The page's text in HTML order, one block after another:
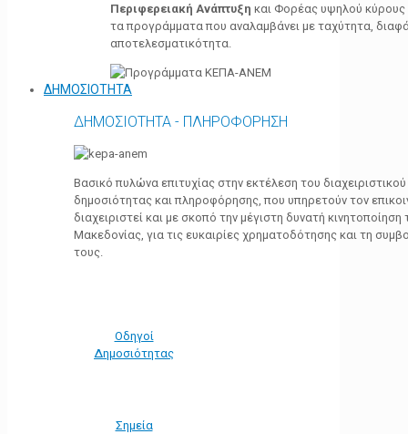
Περιφερειακή Ανάπτυξη και Φορέας υψηλού κύρους
τα προγράμματα που αναλαμβάνει με ταχύτητα,
αποτελεσματικότητα.
ΔΗΜΟΣΙΟΤΗΤΑ
ΔΗΜΟΣΙΟΤΗΤΑ - ΠΛΗΡΟΦΟΡΗΣΗ
Βασικό πυλώνα επιτυχίας στην εκτέλεση του
δημοσιότητας και πληροφόρησης, που υπηρετούν τον
διαχειριστεί και με σκοπό την μέγιστη δυνατή
Μακεδονίας, για τις ευκαιρίες χρηματοδότησης και τη
τους.
Οδηγοί
Δημοσιότητας
Σημεία